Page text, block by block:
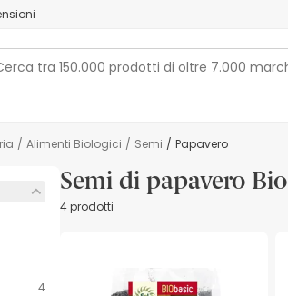
/ Alimenti Biologici / Semi / Papavero
4
Semi di papavero Bio
4 prodotti